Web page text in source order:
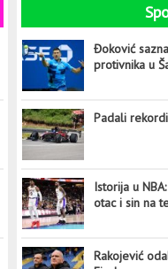
Đoković
protivnika u
Padali
Istorija u
otac i sin na
Rakojević